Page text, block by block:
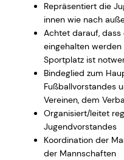
Repräsentiert die
innen wie nach
Achtet darauf, dass
eingehalten
Sportplatz ist
Bindeglied zum
Fußballvorstandes
Vereinen, dem
Organisiert/leitet
Jugendvorstandes
Koordination der
der Mannschaften